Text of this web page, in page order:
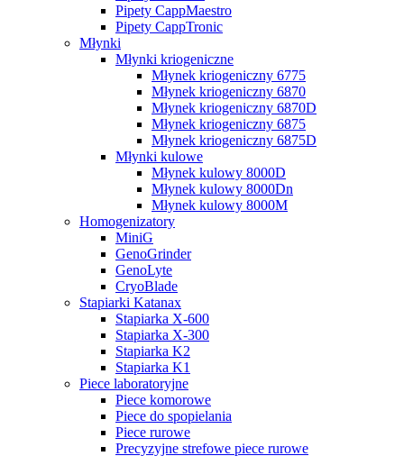
Pipety CappMaestro
Pipety CappTronic
Młynki
Młynki kriogeniczne
Młynek kriogeniczny 6775
Młynek kriogeniczny 6870
Młynek kriogeniczny 6870D
Młynek kriogeniczny 6875
Młynek kriogeniczny 6875D
Młynki kulowe
Młynek kulowy 8000D
Młynek kulowy 8000Dn
Młynek kulowy 8000M
Homogenizatory
MiniG
GenoGrinder
GenoLyte
CryoBlade
Stapiarki Katanax
Stapiarka X-600
Stapiarka X-300
Stapiarka K2
Stapiarka K1
Piece laboratoryjne
Piece komorowe
Piece do spopielania
Piece rurowe
Precyzyjne strefowe piece rurowe